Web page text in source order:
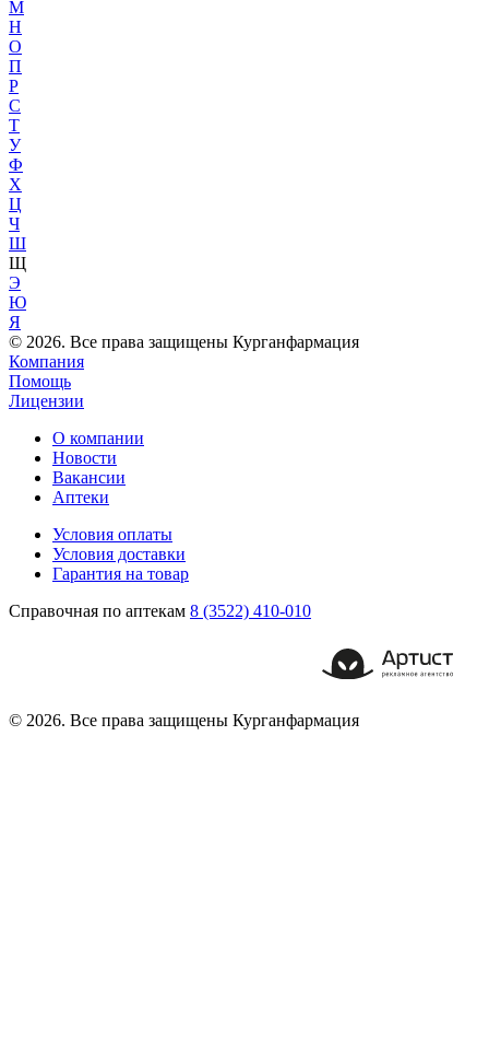
М
Н
О
П
Р
С
Т
У
Ф
Х
Ц
Ч
Ш
Щ
Э
Ю
Я
© 2026. Все права защищены Курганфармация
Компания
Помощь
Лицензии
О компании
Новости
Вакансии
Аптеки
Условия оплаты
Условия доставки
Гарантия на товар
Справочная по аптекам 8 (3522) 410-010
© 2026. Все права защищены Курганфармация